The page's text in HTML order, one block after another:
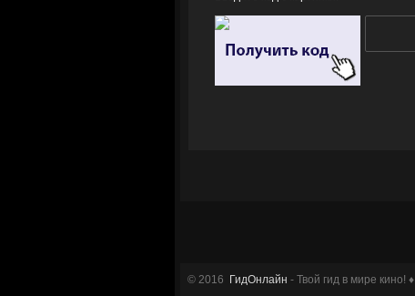
© 2016 ГидОнлайн - Твой гид в мире кино! ♦